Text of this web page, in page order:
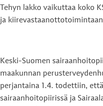
Tehyn lakko vaikuttaa koko
ja
Keski-Suomen
maakunnan
perjantaina 1.4. todettiin,
sairaanhoitopiirissä ja